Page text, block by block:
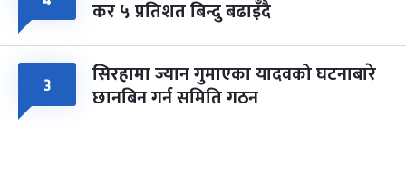
कर ५ प्रतिशत बिन्दु बढाइँदै
३ सिरहामा ज्यान गुमाएका यादवको घटनाबारे
छानबिन गर्न समिति गठन